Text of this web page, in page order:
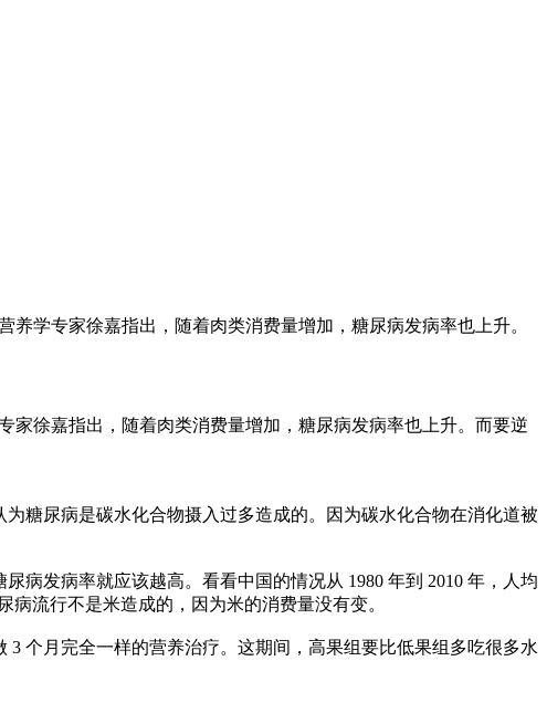
学专家徐嘉指出，随着肉类消费量增加，糖尿病发病率也上升。
家徐嘉指出，随着肉类消费量增加，糖尿病发病率也上升。而要逆
糖尿病是碳水化合物摄入过多造成的。因为碳水化合物在消化道被
病发病率就应该越高。看看中国的情况从 1980 年到 2010 年，人均
流行不是米造成的，因为米的消费量没有变。
个月完全一样的营养治疗。这期间，高果组要比低果组多吃很多水